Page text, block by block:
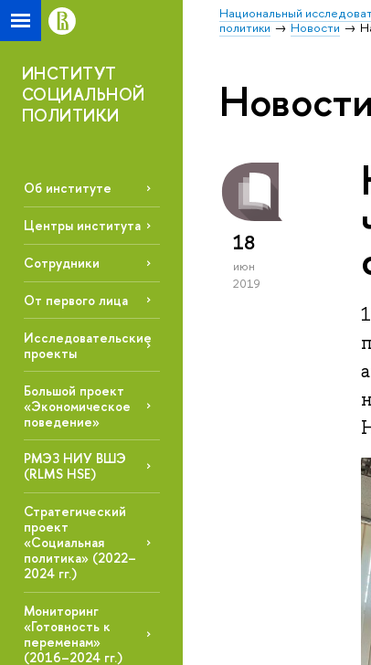
Национальный
политики
Новости
ИНСТИТУТ
СОЦИАЛЬНОЙ
ПОЛИТИКИ
Об институте
Центры института
Сотрудники
От первого лица
Исследовательские
проекты
Большой проект
«Экономическое
поведение»
РМЭЗ НИУ ВШЭ
(RLMS HSE)
Стратегический
проект
«Социальная
политика» (2022–
2024 гг.)
Мониторинг
«Готовность к
переменам»
(2016–2024 гг.)
Новости
18
июн
2019